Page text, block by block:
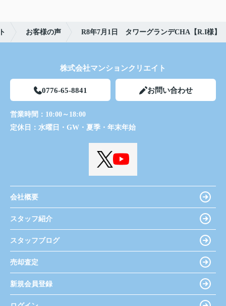
お客様の声 R8年7月1日 タワーグランデCHA【R.I様】
株式会社マンションクリエイト
0776-65-8841 お問い合わせ
営業時間： 10:00～18:00
定休日： 水曜日・GW・夏季・年末年始
会社概要
スタッフ紹介
スタッフブログ
売却査定
新規会員登録